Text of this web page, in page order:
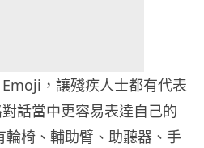
，讓殘疾人士都有代表
話當中更容易表達自己的
椅、輔助臂、助聽器、手